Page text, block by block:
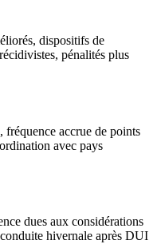
dispositifs de
pénalités plus
accrue de points
avec pays
dues aux considérations
hivernale après DUI